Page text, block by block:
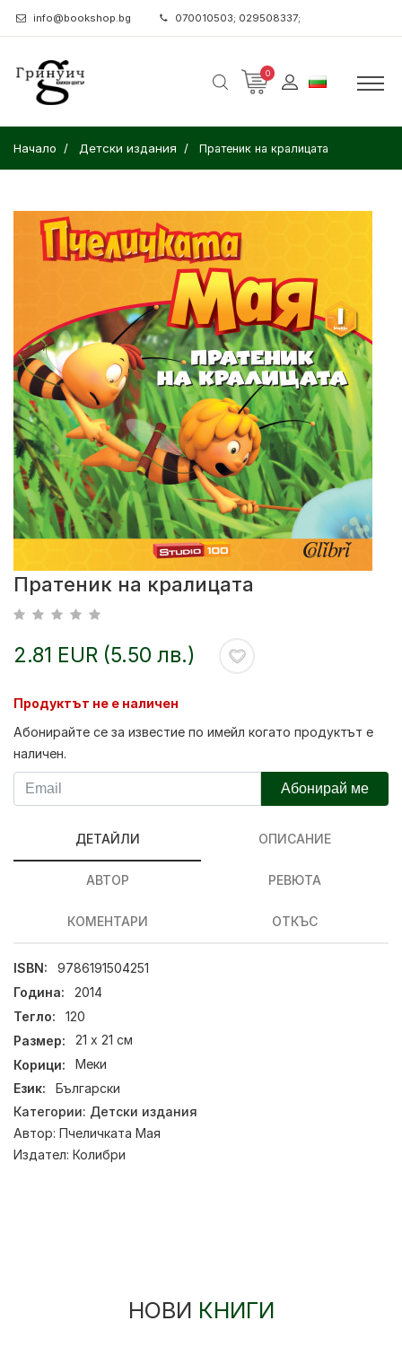
info@bookshop.bg 070010503; 029508337;
0
Начало Детски издания Пратеник на кралицата
Пратеник на кралицата
2.81 EUR (5.50 лв.)
Продуктът не е наличен
Абонирайте се за известие по имейл когато продуктът е
наличен.
Абонирай ме
ДЕТАЙЛИ ОПИСАНИЕ
АВТОР РЕВЮТА
КОМЕНТАРИ ОТКЪС
ISBN:
9786191504251
Година:
2014
Тегло:
120
Размер:
21 х 21 см
Корици:
Меки
Език:
Български
Категории: Детски издания
Автор: Пчеличката Мая
Издател: Колибри
НОВИ КНИГИ